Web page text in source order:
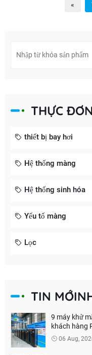
«
THỰC ĐƠN
thiết bị bay hơi
Hệ thống màng
Hệ thống sinh hóa
Yếu tố màng
Lọc
TIN
9 máy khử
khách hàng
06 Aug,